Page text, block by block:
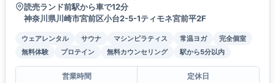
読売ランド前駅から車で12分
神奈川県川崎市宮前区小台2-5-1ティモネ宮前平2F
ウェアレンタル サウナ マシンピラティス 常温ヨガ
完全個室
無料体験
プロテイン 無料カウンセリング 駅から5分以内
営業時間
定休日